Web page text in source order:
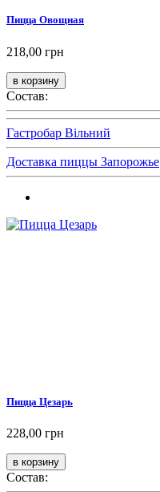
Пицца Овощная
218,00 грн
Состав:
Гастробар Вільний
Доставка пиццы Запорожье
Пицца Цезарь
228,00 грн
Состав: